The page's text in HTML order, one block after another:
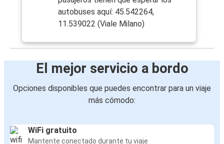
autobuses aquí: 45.542264,
11.539022 (Viale Milano)
El mejor servicio a bordo
Opciones disponibles que puedes encontrar para un viaje
más cómodo:
WiFi gratuito
Mantente conectado durante tu viaje